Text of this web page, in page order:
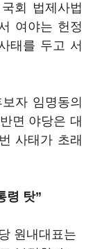
회 법제사법
여야는 헌정
태를 두고 서
자 임명동의
면 야당은 대
사태가 초래
령 탓”
원내대표는